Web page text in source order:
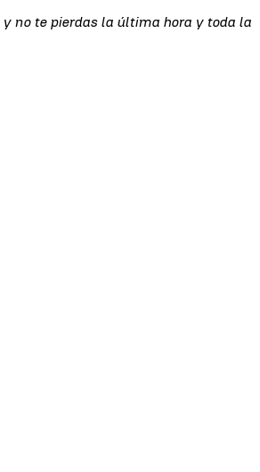
y no te pierdas la última hora y toda la